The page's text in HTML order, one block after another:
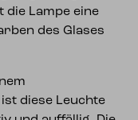
die Lampe eine
des Glases
ist diese Leuchte